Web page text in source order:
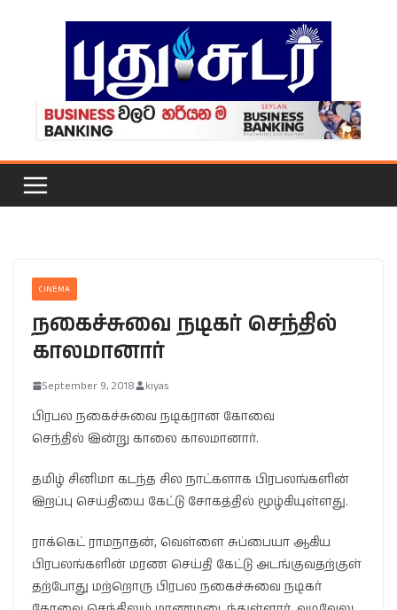
CINEMA
நகைச்சுவை நடிகர் செந்தில்
காலமானார்
September 9, 2018 kiyas
பிரபல நகைச்சுவை நடிகரான கோவை
செந்தில் இன்று காலை காலமானார்.
தமிழ் சினிமா கடந்த சில நாட்களாக பிரபலங்களின்
இறப்பு செய்தியை கேட்டு சோகத்தில் மூழ்கியுள்ளது.
ராக்கெட் ராமநாதன், வெள்ளை சுப்பையா ஆகிய
பிரபலங்களின் மரண செய்தி கேட்டு அடங்குவதற்குள்
தற்போது மற்றொரு பிரபல நகைச்சுவை நடிகர்